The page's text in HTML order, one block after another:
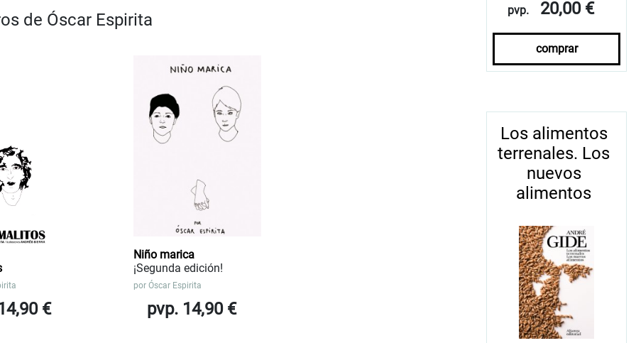
de Óscar Espirita
€
Niño marica
¡Segunda edición!
porÓscar Espirita
pvp. 14,90 €
pvp. 20,00 €
comprar
Los alimentos
terrenales. Los
nuevos
alimentos